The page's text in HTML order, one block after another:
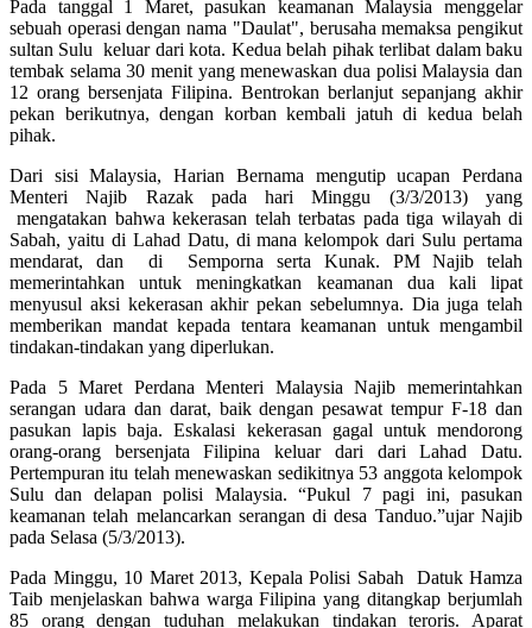
Pada tanggal 1 Maret, pasukan keamanan Malaysia menggelar
sebuah operasi dengan nama "Daulat", berusaha memaksa pengikut
sultan Sulu keluar dari kota. Kedua belah pihak terlibat dalam baku
tembak selama 30 menit yang menewaskan dua polisi Malaysia dan
12 orang bersenjata Filipina. Bentrokan berlanjut sepanjang akhir
pekan berikutnya, dengan korban kembali jatuh di kedua belah
pihak.
Dari sisi Malaysia, Harian Bernama mengutip ucapan Perdana
Menteri Najib Razak pada hari Minggu (3/3/2013) yang
mengatakan bahwa kekerasan telah terbatas pada tiga wilayah di
Sabah, yaitu di Lahad Datu, di mana kelompok dari Sulu pertama
mendarat, dan di Semporna serta Kunak. PM Najib telah
memerintahkan untuk meningkatkan keamanan dua kali lipat
menyusul aksi kekerasan akhir pekan sebelumnya. Dia juga telah
memberikan mandat kepada tentara keamanan untuk mengambil
tindakan-tindakan yang diperlukan.
Pada 5 Maret Perdana Menteri Malaysia Najib memerintahkan
serangan udara dan darat, baik dengan pesawat tempur F-18 dan
pasukan lapis baja.Eskalasi kekerasan gagal untuk mendorong
orang-orang bersenjata Filipina keluar dari dari Lahad Datu.
Pertempuran itu telah menewaskan sedikitnya 53 anggota kelompok
Sulu dan delapan polisi Malaysia. “Pukul 7 pagi ini, pasukan
keamanan telah melancarkan serangan di desa Tanduo.”ujar Najib
pada Selasa (5/3/2013).
Pada Minggu, 10 Maret 2013, Kepala Polisi Sabah Datuk Hamza
Taib menjelaskan bahwa warga Filipina yang ditangkap berjumlah
85 orang dengan tuduhan melakukan tindakan teroris. Aparat